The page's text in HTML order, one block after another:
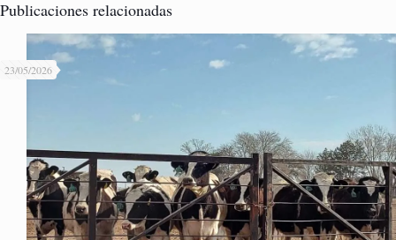
Publicaciones relacionadas
23/05/2026